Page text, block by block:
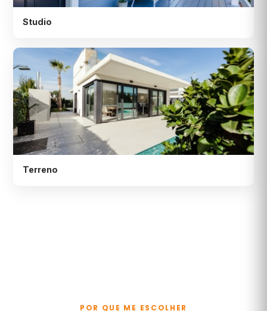
Studio
Terreno
POR QUE ME ESCOLHER